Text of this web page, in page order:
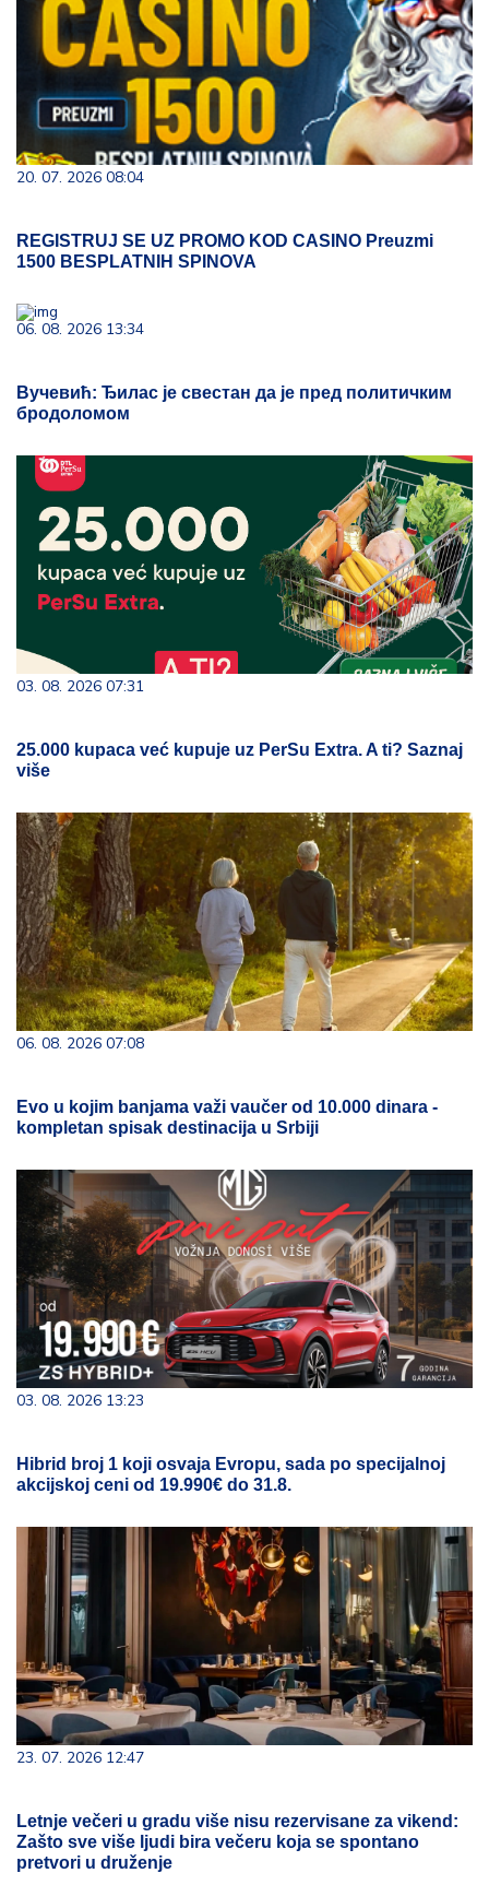
20. 07. 2026 08:04
REGISTRUJ SE UZ PROMO KOD CASINO Preuzmi
1500 BESPLATNIH SPINOVA
06. 08. 2026 13:34
Вучевић: Ђилас је свестан да је пред политичким
бродоломом
03. 08. 2026 07:31
25.000 kupaca već kupuje uz PerSu Extra. A ti? Saznaj
više
06. 08. 2026 07:08
Evo u kojim banjama važi vaučer od 10.000 dinara -
kompletan spisak destinacija u Srbiji
03. 08. 2026 13:23
Hibrid broj 1 koji osvaja Evropu, sada po specijalnoj
akcijskoj ceni od 19.990€ do 31.8.
23. 07. 2026 12:47
Letnje večeri u gradu više nisu rezervisane za vikend:
Zašto sve više ljudi bira večeru koja se spontano
pretvori u druženje